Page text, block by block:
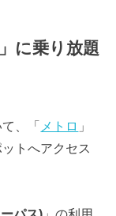
に乗り放題
、「 メトロ 」
トへアクセス